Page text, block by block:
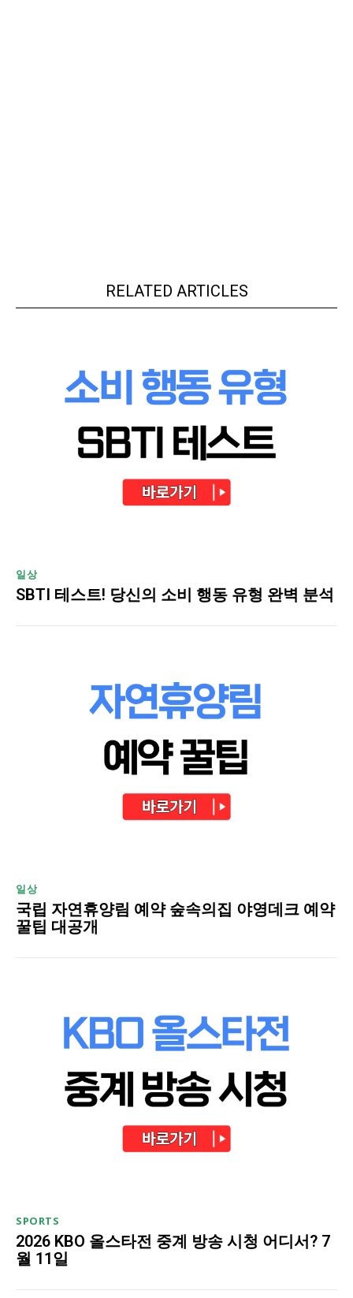
RELATED ARTICLES
일상
SBTI 테스트! 당신의 소비 행동 유형 완벽 분석
일상
국립 자연휴양림 예약 숲속의집 야영데크 예약
꿀팁 대공개
SPORTS
2026 KBO 올스타전 중계 방송 시청 어디서? 7
월 11일